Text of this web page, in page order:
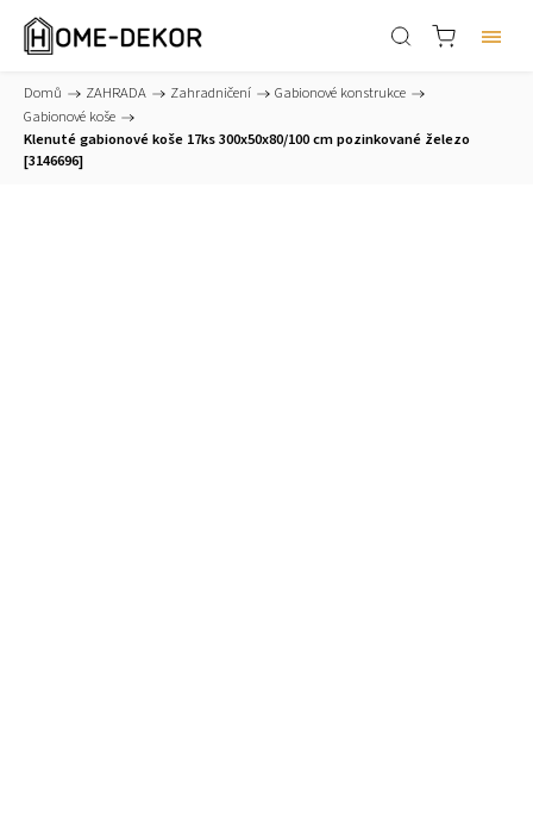
Domů / ZAHRADA / Zahradničení / Gabionové konstrukce /
Gabionové koše /
Klenuté gabionové koše 17ks 300x50x80/100 cm pozinkované železo
[3146696]